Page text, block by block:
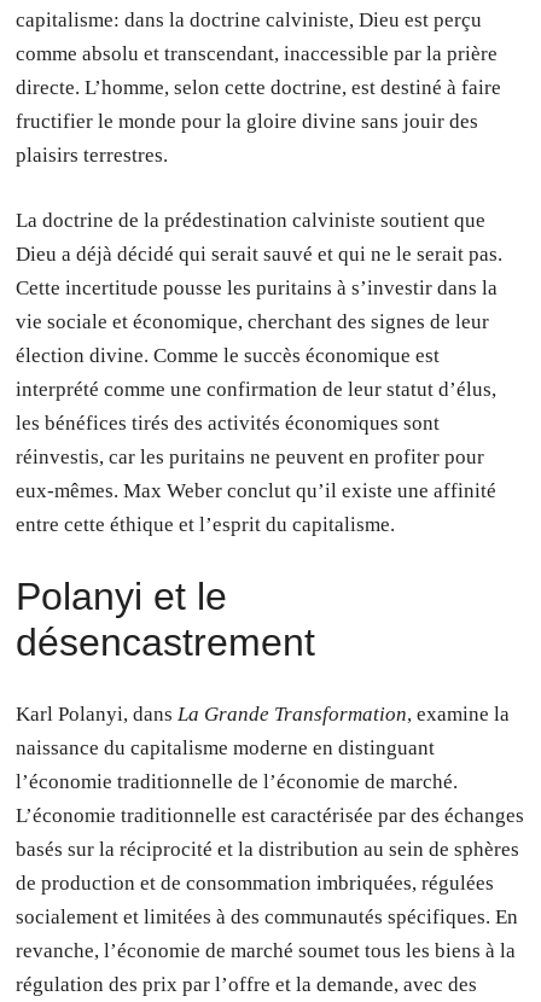
capitalisme: dans la doctrine calviniste, Dieu est perçu
comme absolu et transcendant, inaccessible par la prière
directe. L’homme, selon cette doctrine, est destiné à faire
fructifier le monde pour la gloire divine sans jouir des
plaisirs terrestres.
La doctrine de la prédestination calviniste soutient que
Dieu a déjà décidé qui serait sauvé et qui ne le serait pas.
Cette incertitude pousse les puritains à s’investir dans la
vie sociale et économique, cherchant des signes de leur
élection divine. Comme le succès économique est
interprété comme une confirmation de leur statut d’élus,
les bénéfices tirés des activités économiques sont
réinvestis, car les puritains ne peuvent en profiter pour
eux-mêmes. Max Weber conclut qu’il existe une affinité
entre cette éthique et l’esprit du capitalisme.
Polanyi et le
désencastrement
Karl Polanyi, dans La Grande Transformation, examine la
naissance du capitalisme moderne en distinguant
l’économie traditionnelle de l’économie de marché.
L’économie traditionnelle est caractérisée par des échanges
basés sur la réciprocité et la distribution au sein de sphères
de production et de consommation imbriquées, régulées
socialement et limitées à des communautés spécifiques. En
revanche, l’économie de marché soumet tous les biens à la
régulation des prix par l’offre et la demande, avec des